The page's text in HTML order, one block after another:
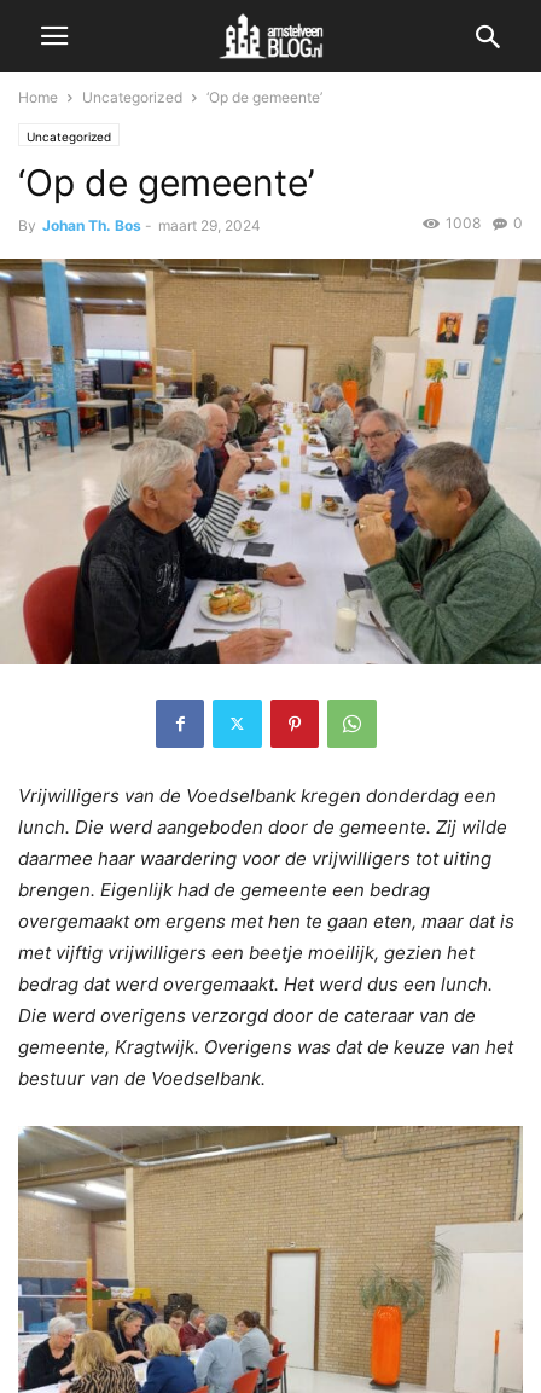
Home Uncategorized ‘Op de gemeente’
Uncategorized
‘Op de gemeente’
By Johan Th. Bos - maart 29, 2024 0
1008
Vrijwilligers van de Voedselbank kregen donderdag een
lunch. Die werd aangeboden door de gemeente. Zij wilde
daarmee haar waardering voor de vrijwilligers tot uiting
brengen. Eigenlijk had de gemeente een bedrag
overgemaakt om ergens met hen te gaan eten, maar dat is
met vijftig vrijwilligers een beetje moeilijk, gezien het
bedrag dat werd overgemaakt. Het werd dus een lunch.
Die werd overigens verzorgd door de cateraar van de
gemeente, Kragtwijk. Overigens was dat de keuze van het
bestuur van de Voedselbank.